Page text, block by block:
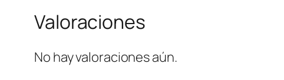
Valoraciones
No hay valoraciones aún.